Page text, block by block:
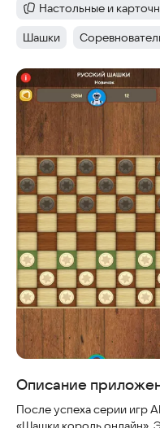
Категория:
Настольные и
Тег:
Шашки Тег:
Описание
После успеха серии игр